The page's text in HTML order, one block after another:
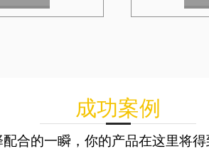
成功案例
配合的一瞬，你的产品在这里将